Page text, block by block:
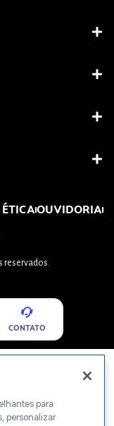
OUVIDORIA
reservados.
CONTATO
para
personalizar